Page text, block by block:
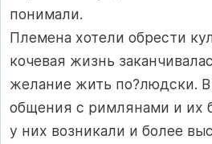
понимали.
Племена хотели обрести
кочевая жизнь
желание жить по?людски. В
общения с римлянами и их
у них возникали и более